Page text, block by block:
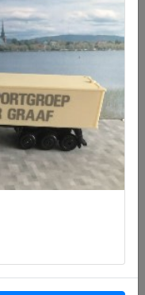
Brompton Riese